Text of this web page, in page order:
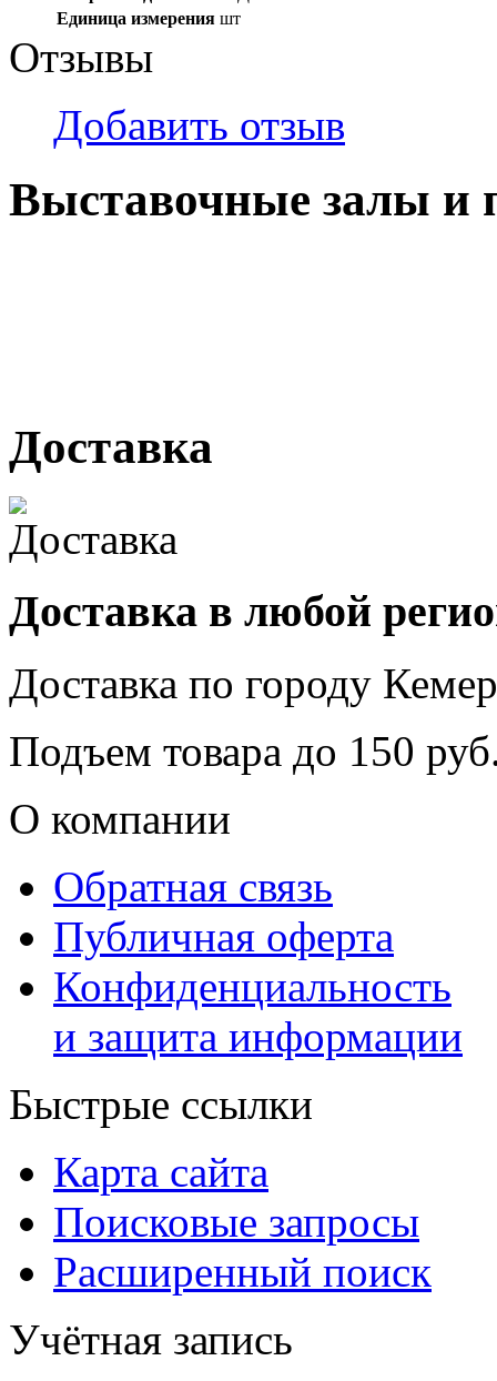
Единица измерения шт
Отзывы
Добавить отзыв
Выставочные залы и
Доставка
Доставка в любой
Доставка по городу
Подъем товара до 150
О компании
Обратная связь
Публичная оферта
Конфиденциальность
и защита информации
Быстрые ссылки
Карта сайта
Поисковые запросы
Расширенный поиск
Учётная запись